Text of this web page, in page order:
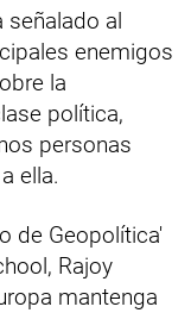
señalado al
enemigos
la
política,
personas
ella.
de Geopolítica'
Rajoy
mantenga